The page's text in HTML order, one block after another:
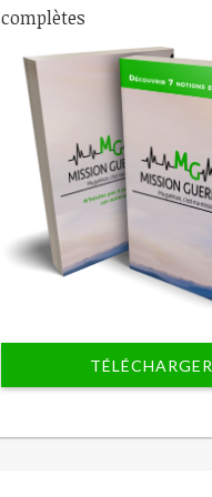
complètes
TÉLÉCHARGER